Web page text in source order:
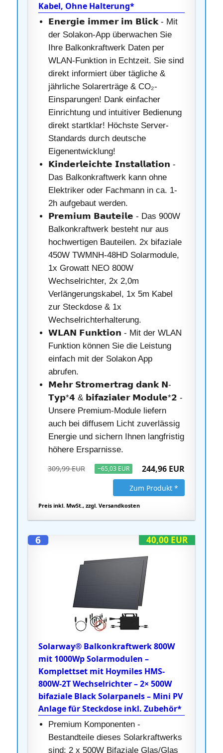
Kabel, Ohne Halterung*
𝗘𝗻𝗲𝗿𝗴𝗶𝗲 𝗶𝗺𝗺𝗲𝗿 𝗶𝗺 𝗕𝗹𝗶𝗰𝗸 - Mit
der Solakon-App überwachen Sie
Ihre Balkonkraftwerk Daten per
WLAN-Funktion in Echtzeit. Sie sind
direkt informiert über tägliche &
jährliche Solarerträge & CO₂-
Einsparungen! Dank einfacher
Einrichtung und intuitiver Bedienung
direkt startklar! Höchste Server-
Standards durch deutsche
Eigenentwicklung!
𝗞𝗶𝗻𝗱𝗲𝗿𝗹𝗲𝗶𝗰𝗵𝘁𝗲 𝗜𝗻𝘀𝘁𝗮𝗹𝗹𝗮𝘁𝗶𝗼𝗻 -
Das Balkonkraftwerk kann ohne
Elektriker oder Fachmann in ca. 1-
2h aufgebaut werden.
𝗣𝗿𝗲𝗺𝗶𝘂𝗺 𝗕𝗮𝘂𝘁𝗲𝗶𝗹𝗲 - Das 900W
Balkonkraftwerk besteht nur aus
hochwertigen Bauteilen. 2x bifaziale
450W TWMNH-48HD Solarmodule,
1x Growatt NEO 800W
Wechselrichter, 2x 2,0m
Verlängerungskabel, 1x 5m Kabel
zur Steckdose & 1x
Wechselrichterhalterung.
𝗪𝗟𝗔𝗡 𝗙𝘂𝗻𝗸𝘁𝗶𝗼𝗻 - Mit der WLAN
Funktion können Sie die Leistung
einfach mit der Solakon App
abrufen.
𝗠𝗲𝗵𝗿 𝗦𝘁𝗿𝗼𝗺𝗲𝗿𝘁𝗿𝗮𝗴 𝗱𝗮𝗻𝗸 𝗡-
𝗧𝘆𝗽*𝟰 & 𝗯𝗶𝗳𝗮𝘇𝗶𝗮𝗹𝗲𝗿 𝗠𝗼𝗱𝘂𝗹𝗲*𝟮 -
Unsere Premium-Module liefern
auch bei diffusem Licht zuverlässig
Energie und sichern Ihnen langfristig
höhere Ersparnisse.
309,99 EUR −65,03 EUR 244,96 EUR
Zum Produkt *
Preis inkl. MwSt., zzgl. Versandkosten
40,00 EUR
6
Solarway® Balkonkraftwerk 800W
mit 1000Wp Solarmodulen –
Komplettset mit Hoymiles HMS-
800W-2T Wechselrichter – 2× 500W
bifaziale Black Solarpanels – Mini PV
Anlage für Steckdose inkl. Zubehör*
Premium Komponenten -
Bestandteile dieses Solarkraftwerks
sind: 2 x 500W Bifaziale Glas/Glas